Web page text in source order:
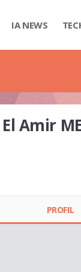
IA NEWS
El Amir
PROFIL